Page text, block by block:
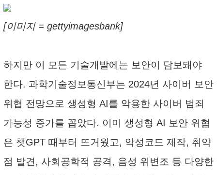
[이미지 = gettyimagesbank]
하지만 이 모든 기술개발에는 보안이 담보돼야
한다. 과학기술정보통신부는 2024년 사이버 보안
위협 전망으로 생성형 AI를 악용한 사이버 범죄
가능성 증가를 꼽았다. 이미 생성형 AI 보안 위협
은 챗GPT 때부터 뜨거웠고, 악성코드 제작, 취약
점 발견, 사회공학적 공격, 음성 위변조 등 다양한